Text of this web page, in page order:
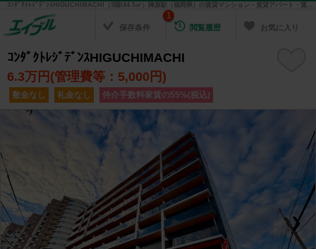
ｺﾝﾀﾞｸﾄﾚｼﾞﾃﾞﾝｽHIGUCHIMACHI（3階/44.5㎡）陣原駅（福岡県）の賃貸マンション・賃貸アパート・賃貸住宅の不動産情報を検索！ 不動産賃貸の物件探しは、お部屋探しのエイブル
保存条件 閲覧履歴
1
お気に入り
ｺﾝﾀﾞｸﾄﾚｼﾞﾃﾞﾝｽHIGUCHIMACHI
6.3万円(管理費等：5,000円)
敷金なし 礼金なし 仲介手数料家賃の55%(税込)